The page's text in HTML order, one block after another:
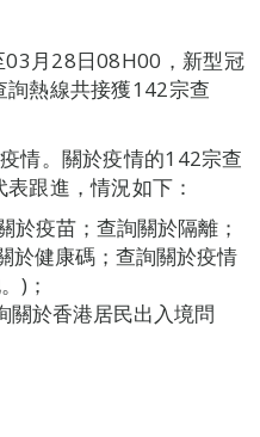
月28日08H00，新型冠
熱線共接獲142宗查
情。關於疫情的142宗查
跟進，情況如下：
於疫苗；查詢關於隔離；
於健康碼；查詢關於疫情
)；
關於香港居民出入境問